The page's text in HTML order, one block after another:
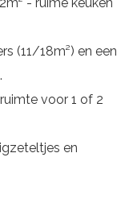
(11/18m²) en een
voor 1 of 2
en